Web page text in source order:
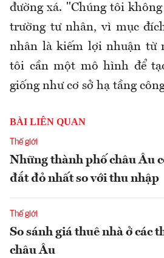
đường xá. "Chúng tôi
trường tư nhân, vì mục
nhân là kiếm lợi nhuận từ
tôi cần một mô hình để
giống như cơ sở hạ tầng
BÀI LIÊN QUAN
Thế giới
Những thành phố châu Âu
đắt đỏ nhất so với thu nhập
Thế giới
So sánh giá thuê nhà ở các
châu Âu